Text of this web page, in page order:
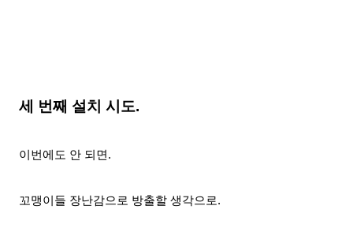
세 번째 설치 시도.
이번에도 안 되면.
꼬맹이들 장난감으로 방출할 생각으로.